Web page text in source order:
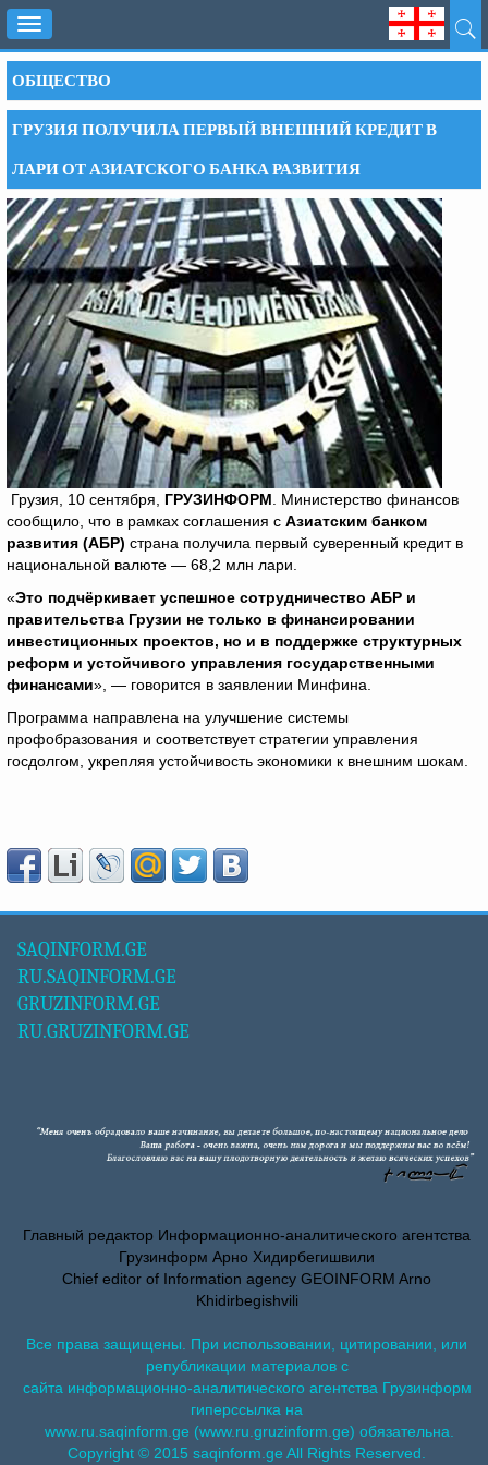
Toggle
navigation
ОБЩЕСТВО
ГРУЗИЯ ПОЛУЧИЛА ПЕРВЫЙ ВНЕШНИЙ КРЕДИТ В
ЛАРИ ОТ АЗИАТСКОГО БАНКА РАЗВИТИЯ
Грузия, 10 сентября, ГРУЗИНФОРМ . Министерство финансов
сообщило, что в рамках соглашения с Азиатским банком
развития (АБР) страна получила первый суверенный кредит в
национальной валюте — 68,2 млн лари.
«Это подчёркивает успешное сотрудничество АБР и
правительства Грузии не только в финансировании
инвестиционных проектов, но и в поддержке структурных
реформ и устойчивого управления государственными
финансами», — говорится в заявлении Минфина.
Программа направлена на улучшение системы
профобразования и соответствует стратегии управления
госдолгом, укрепляя устойчивость экономики к внешним шокам.
SAQINFORM.GE
RU.SAQINFORM.GE
GRUZINFORM.GE
RU.GRUZINFORM.GE
Главный редактор Информационно-аналитического агентства
Грузинформ Арно Хидирбегишвили
Chief editor of Information agency GEOINFORM Arno
Khidirbegishvili
Все права защищены. При использовании, цитировании, или
републикации материалов с
сайта информационно-аналитического агентства Грузинформ
гиперссылка на
www.ru.saqinform.ge (www.ru.gruzinform.ge) обязательна.
Copyright © 2015 saqinform.ge All Rights Reserved.